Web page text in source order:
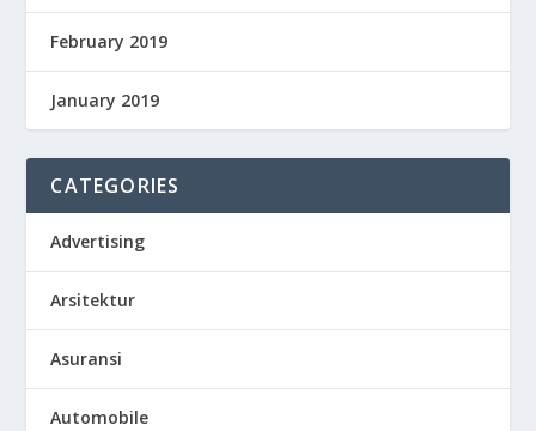
February 2019
January 2019
CATEGORIES
Advertising
Arsitektur
Asuransi
Automobile